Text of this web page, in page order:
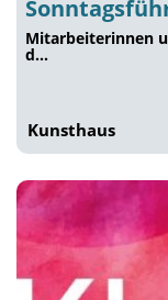
Mitarbeiterinnen
d…
Kunsthaus